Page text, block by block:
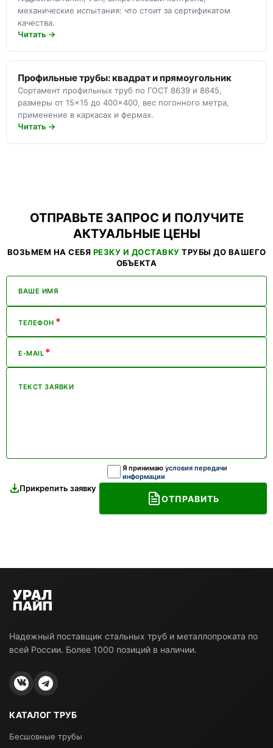
механические испытания: что стоит за сертификатом
качества.
Читать →
Профильные трубы: квадрат и прямоугольник
Сортамент профильных труб по ГОСТ 8639 и 8645,
размеры от 15×15 до 400×400, вес погонного метра,
применение в каркасах и фермах.
Читать →
ОТПРАВЬТЕ ЗАПРОС И ПОЛУЧИТЕ
АКТУАЛЬНЫЕ ЦЕНЫ
ВОЗЬМЕМ НА СЕБЯ РЕЗКУ И ДОСТАВКУ ТРУБЫ ДО ВАШЕГО
ОБЪЕКТА
ВАШЕ ИМЯ
ТЕЛЕФОН *
E-MAIL *
ТЕКСТ ЗАЯВКИ
Прикрепить заявку
Я принимаю условия передачи
информации
ОТПРАВИТЬ
Надежный поставщик стальных труб и металлопроката по
всей России. Более 1000 позиций в наличии.
КАТАЛОГ ТРУБ
Бесшовные трубы